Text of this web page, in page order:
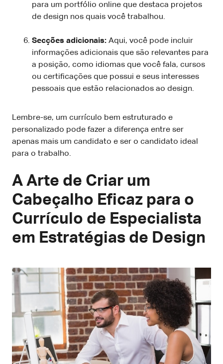
para um portfólio online que destaca projetos
de design nos quais você trabalhou.
Secções adicionais: Aqui, você pode incluir
informações adicionais que são relevantes para
a posição, como idiomas que você fala, cursos
ou certificações que possui e seus interesses
pessoais que estão relacionados ao design.
Lembre-se, um currículo bem estruturado e
personalizado pode fazer a diferença entre ser
apenas mais um candidato e ser o candidato ideal
para o trabalho.
A Arte de Criar um
Cabeçalho Eficaz para o
Currículo de Especialista
em Estratégias de Design